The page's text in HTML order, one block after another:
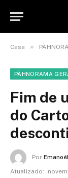
Casa »
PÀHNORAMA
Fim de
do
Por
Atualizado: